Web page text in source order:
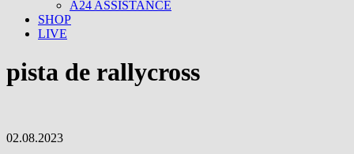
A24 ASSISTANCE
SHOP
LIVE
pista de rallycross
02.08.2023